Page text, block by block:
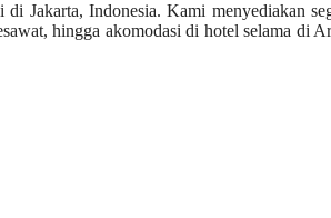
Jakarta, Indonesia. Kami menyediakan
hingga akomodasi di hotel selama di